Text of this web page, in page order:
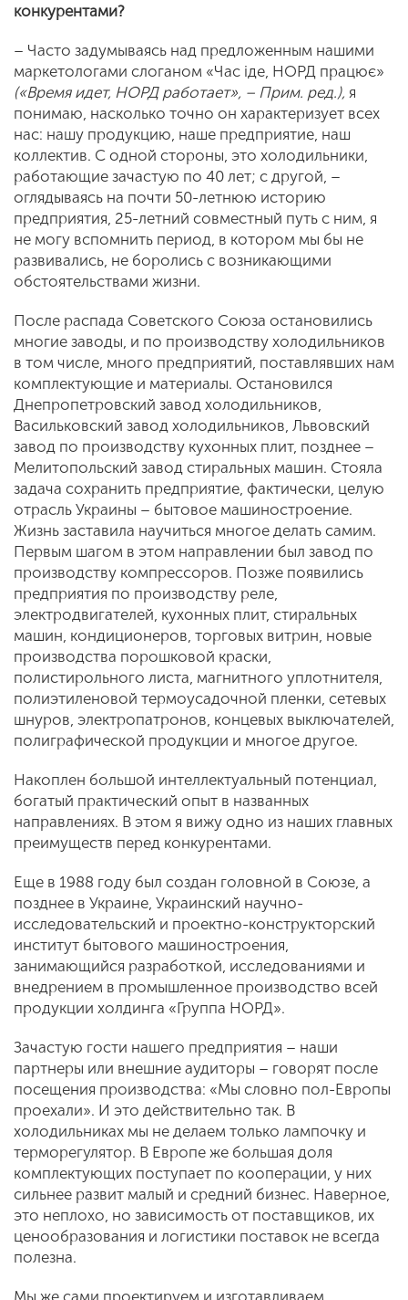
конкурентами?
– Часто задумываясь над предложенным нашими
маркетологами слоганом «Час іде, НОРД працює»
(«Время идет, НОРД работает», – Прим. ред.), я
понимаю, насколько точно он характеризует всех
нас: нашу продукцию, наше предприятие, наш
коллектив. С одной стороны, это холодильники,
работающие зачастую по 40 лет; с другой, –
оглядываясь на почти 50-летнюю историю
предприятия, 25-летний совместный путь с ним, я
не могу вспомнить период, в котором мы бы не
развивались, не боролись с возникающими
обстоятельствами жизни.
После распада Советского Союза остановились
многие заводы, и по производству холодильников
в том числе, много предприятий, поставлявших нам
комплектующие и материалы. Остановился
Днепропетровский завод холодильников,
Васильковский завод холодильников, Львовский
завод по производству кухонных плит, позднее –
Мелитопольский завод стиральных машин. Стояла
задача сохранить предприятие, фактически, целую
отрасль Украины – бытовое машиностроение.
Жизнь заставила научиться многое делать самим.
Первым шагом в этом направлении был завод по
производству компрессоров. Позже появились
предприятия по производству реле,
электродвигателей, кухонных плит, стиральных
машин, кондиционеров, торговых витрин, новые
производства порошковой краски,
полистирольного листа, магнитного уплотнителя,
полиэтиленовой термоусадочной пленки, сетевых
шнуров, электропатронов, концевых выключателей,
полиграфической продукции и многое другое.
Накоплен большой интеллектуальный потенциал,
богатый практический опыт в названных
направлениях. В этом я вижу одно из наших главных
преимуществ перед конкурентами.
Еще в 1988 году был создан головной в Союзе, а
позднее в Украине, Украинский научно-
исследовательский и проектно-конструкторский
институт бытового машиностроения,
занимающийся разработкой, исследованиями и
внедрением в промышленное производство всей
продукции холдинга «Группа НОРД».
Зачастую гости нашего предприятия – наши
партнеры или внешние аудиторы – говорят после
посещения производства: «Мы словно пол-Европы
проехали». И это действительно так. В
холодильниках мы не делаем только лампочку и
терморегулятор. В Европе же большая доля
комплектующих поступает по кооперации, у них
сильнее развит малый и средний бизнес. Наверное,
это неплохо, но зависимость от поставщиков, их
ценообразования и логистики поставок не всегда
полезна.
Мы же сами проектируем и изготавливаем